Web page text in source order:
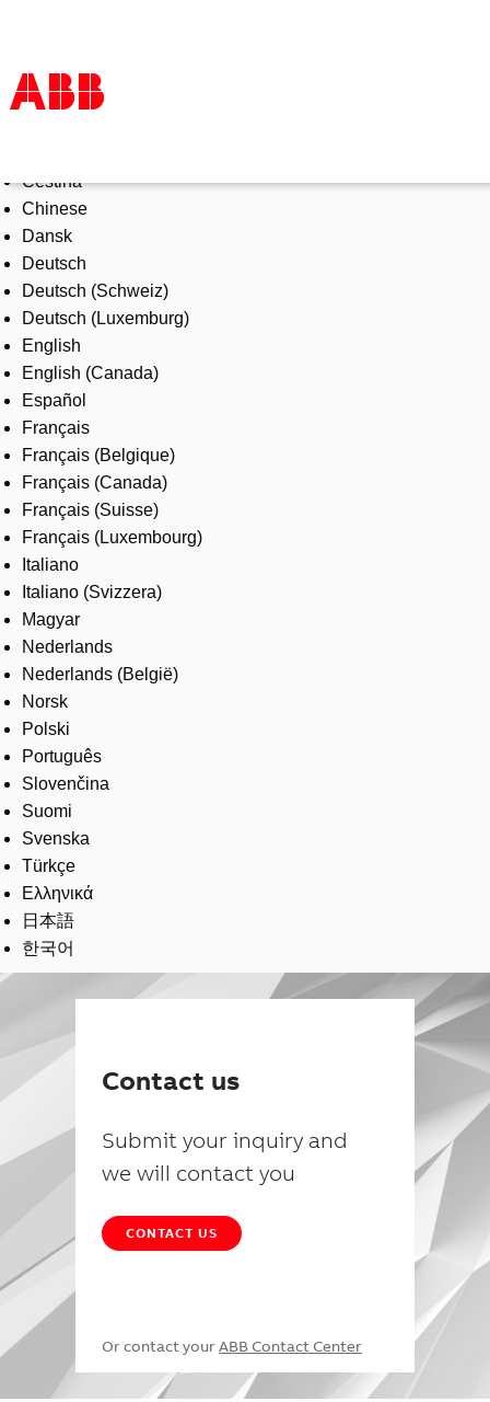
Products & Solutions
Industries
Services
About us
Where to buy
Contact us
Careers
Čeština
Chinese
Dansk
Deutsch
Deutsch (Schweiz)
Deutsch (Luxemburg)
English
English (Canada)
Español
Français
Français (Belgique)
Français (Canada)
Français (Suisse)
Français (Luxembourg)
Italiano
Italiano (Svizzera)
Magyar
Nederlands
Nederlands (België)
Norsk
Polski
Português
Slovenčina
Suomi
Svenska
Türkçe
Ελληνικά
日本語
한국어
Contact us
Submit your inquiry and
we will contact you
CONTACT US
Or contact your ABB Contact Center